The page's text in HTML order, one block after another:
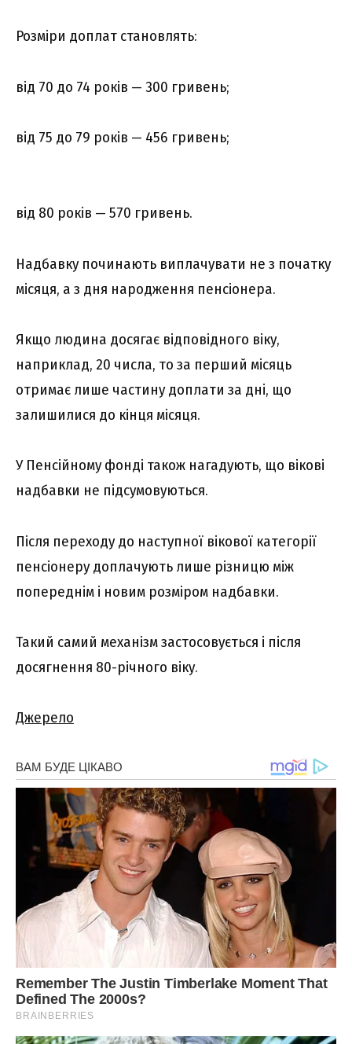
Розміри доплат становлять:
від 70 до 74 років — 300 гривень;
від 75 до 79 років — 456 гривень;
від 80 років — 570 гривень.
Надбавку починають виплачувати не з початку
місяця, а з дня народження пенсіонера.
Якщо людина досягає відповідного віку,
наприклад, 20 числа, то за перший місяць
отримає лише частину доплати за дні, що
залишилися до кінця місяця.
У Пенсійному фонді також нагадують, що вікові
надбавки не підсумовуються.
Після переходу до наступної вікової категорії
пенсіонеру доплачують лише різницю між
попереднім і новим розміром надбавки.
Такий самий механізм застосовується і після
досягнення 80-річного віку.
Джерело